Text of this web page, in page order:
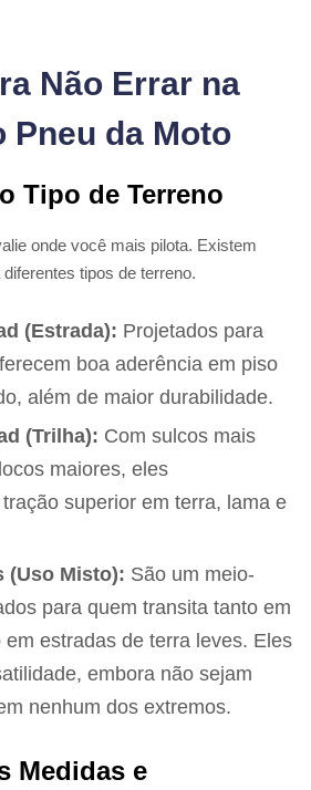
Não Errar na
Pneu da Moto
Tipo de Terreno
onde você mais pilota. Existem
tipos de terreno.
(Estrada): Projetados para
boa aderência em piso
além de maior durabilidade.
(Trilha): Com sulcos mais
maiores, eles
superior em terra, lama e
(Uso Misto): São um meio-
para quem transita tanto em
em estradas de terra leves. Eles
embora não sejam
nenhum dos extremos.
Medidas e